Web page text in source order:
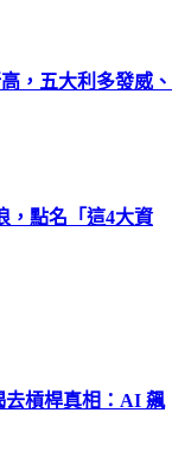
，五大利多發威、
，點名「這4大資
去槓桿真相：AI 飆